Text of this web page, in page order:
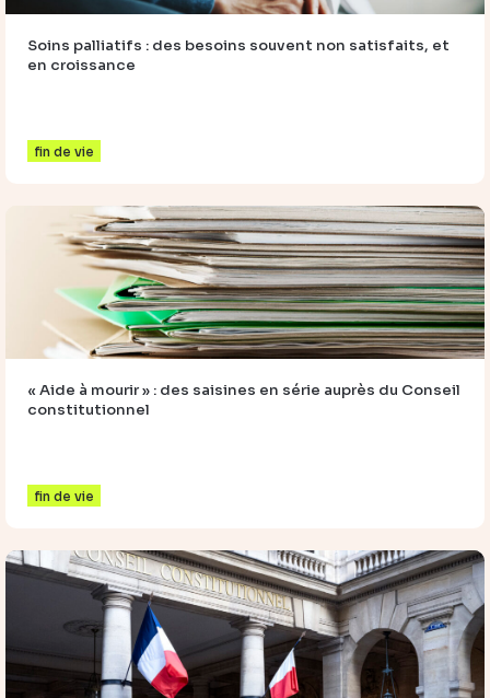
Soins palliatifs : des besoins souvent non satisfaits, et
en croissance
fin de vie
« Aide à mourir » : des saisines en série auprès du Conseil
constitutionnel
fin de vie